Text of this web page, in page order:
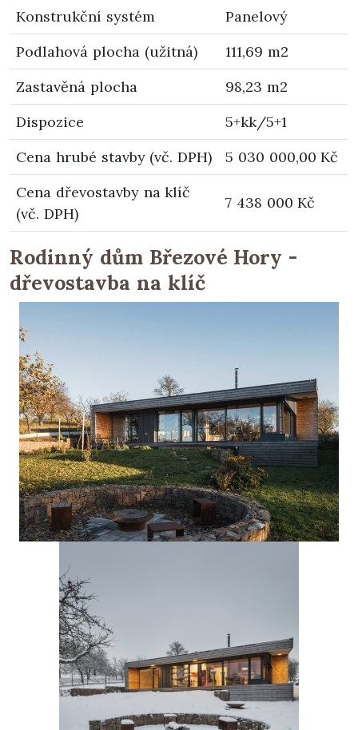
Konstrukční systém
Panelový
Podlahová plocha (užitná)
111,69 m2
Zastavěná plocha
98,23 m2
Dispozice
5+kk/5+1
Cena hrubé stavby (vč. DPH)
5 030 000,00 Kč
Cena dřevostavby na klíč
(vč. DPH)
7 438 000 Kč
Rodinný dům Březové Hory -
dřevostavba na klíč